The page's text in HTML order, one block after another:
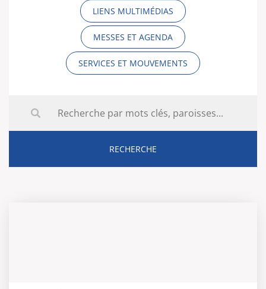
LIENS MULTIMÉDIAS
MESSES ET AGENDA
SERVICES ET MOUVEMENTS